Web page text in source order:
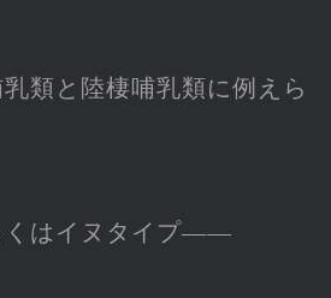
類と陸棲哺乳類に例えら
くはイヌタイプ――